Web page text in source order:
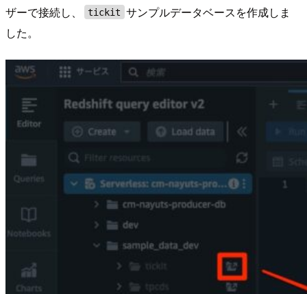
ザーで接続し、
tickit サンプルデータベースを作成しま
した。